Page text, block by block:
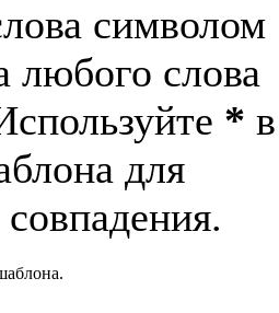
символом
любого слова
* в
для